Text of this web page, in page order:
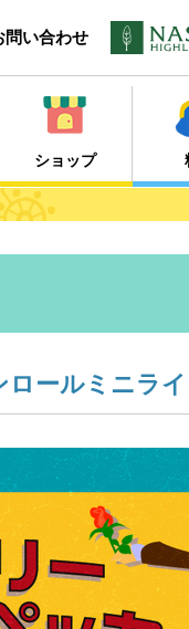
問い合わせ
ショップ
ールミニライ